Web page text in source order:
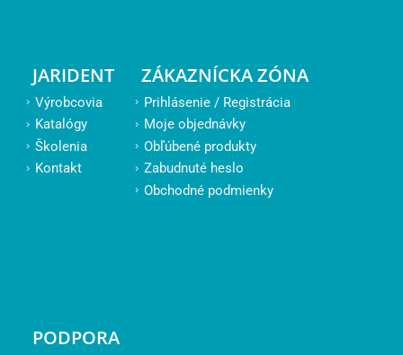
JARIDENT
Výrobcovia
Katalógy
Školenia
Kontakt
ZÁKAZNÍCKA ZÓNA
Prihlásenie / Registrácia
Moje objednávky
Obľúbené produkty
Zabudnuté heslo
Obchodné podmienky
PODPORA